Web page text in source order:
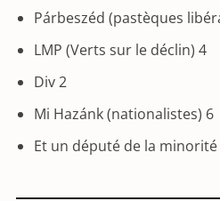
Párbeszéd (pastèques
LMP (Verts sur le déclin) 4
Div 2
Mi Hazánk (nationalistes) 6
Et un député de la